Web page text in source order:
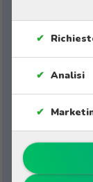
✔
Analisi
✔
✔
momenti